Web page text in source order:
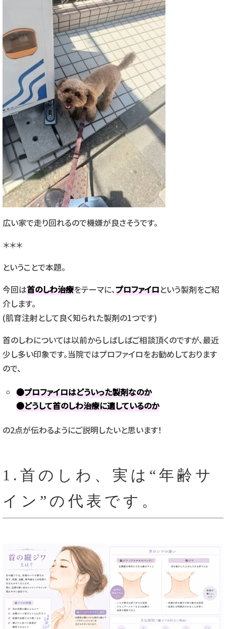
広い家で走り回れるので機嫌が良さそうです。
＊＊＊
ということで本題。
今回は首のしわ治療をテーマに、プロファイロという製剤をご紹
介します。
(肌育注射として良く知られた製剤の1つです)
首のしわについては以前からしばしばご相談頂くのですが、最近
少し多い印象です。当院ではプロファイロをお勧めしております
ので、
●プロファイロはどういった製剤なのか
●どうして首のしわ治療に適しているのか
の2点が伝わるようにご説明したいと思います！
1.首のしわ、実は“年齢サ
イン”の代表です。